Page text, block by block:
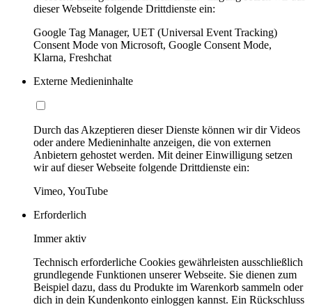
dieser Webseite folgende Drittdienste ein:
Google Tag Manager, UET (Universal Event Tracking)
Consent Mode von Microsoft, Google Consent Mode,
Klarna, Freshchat
Externe Medieninhalte
Durch das Akzeptieren dieser Dienste können wir dir Videos
oder andere Medieninhalte anzeigen, die von externen
Anbietern gehostet werden. Mit deiner Einwilligung setzen
wir auf dieser Webseite folgende Drittdienste ein:
Vimeo, YouTube
Erforderlich
Immer aktiv
Technisch erforderliche Cookies gewährleisten ausschließlich
grundlegende Funktionen unserer Webseite. Sie dienen zum
Beispiel dazu, dass du Produkte im Warenkorb sammeln oder
dich in dein Kundenkonto einloggen kannst. Ein Rückschluss